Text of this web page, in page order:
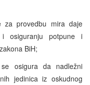
za provedbu mira daje
i osiguranju potpune i
BiH;
osigura da nadležni
jedinica iz oskudnog